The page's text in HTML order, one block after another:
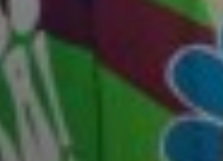
Sign Up to Our Newsletter